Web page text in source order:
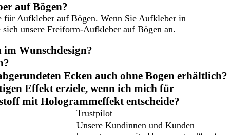
auf Bögen?
für Aufkleber auf Bögen. Wenn Sie Aufkleber in
unsere Freiform-Aufkleber auf Bögen an.
im Wunschdesign?
Ecken auch ohne Bogen erhältlich?
Effekt erziele, wenn ich mich für
mit Hologrammeffekt entscheide?
Trustpilot
Unsere Kundinnen und Kunden